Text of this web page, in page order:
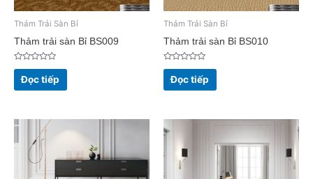
Thảm Trải Sàn Bỉ
Thảm trải sàn Bỉ BS009
Được
xếp
hạng
0
Đọc tiếp
Thảm Trải Sàn Bỉ
Thảm trải sàn Bỉ BS010
Được
xếp
hạng
0
Đọc tiếp